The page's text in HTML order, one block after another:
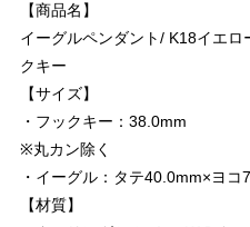
【商品名】
イーグルペンダント/ K18イエ
クキー
【サイズ】
・フックキー：38.0mm
※丸カン除く
・イーグル：タテ40.0mm×ヨコ
【材質】